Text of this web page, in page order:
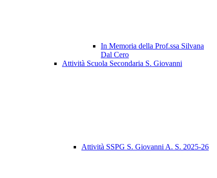
In Memoria della Prof.ssa Silvana
Dal Cero
Attività Scuola Secondaria S. Giovanni
Attività SSPG S. Giovanni A. S. 2025-26